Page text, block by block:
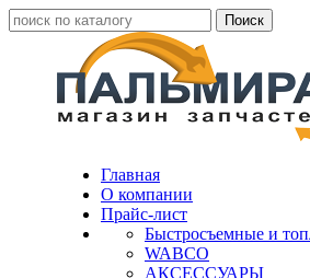
Главная
О компании
Прайс-лист
Быстросъемные и
WABCO
АКСЕССУАРЫ